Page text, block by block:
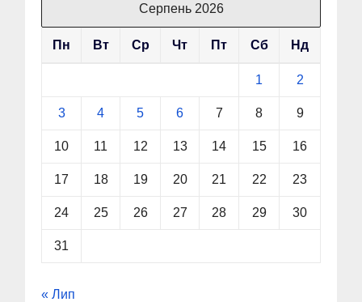
Серпень 2026
Пн Вт Ср Чт Пт Сб Нд
1 2
3 4 5 6 7 8 9
10 11 12 13 14 15 16
17 18 19 20 21 22 23
24 25 26 27 28 29 30
31
« Лип